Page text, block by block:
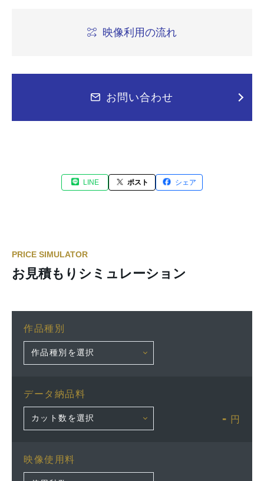
映像利用の流れ
お問い合わせ
LINE ポスト シェア
PRICE SIMULATOR
お見積もりシミュレーション
作品種別
データ納品料
- 円
映像使用料